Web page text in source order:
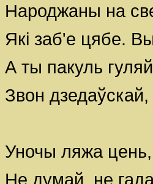
Народжаны на
Якi заб'е цябе.
А ты пакуль
Звон
Уночы ляжа
Не думай, не